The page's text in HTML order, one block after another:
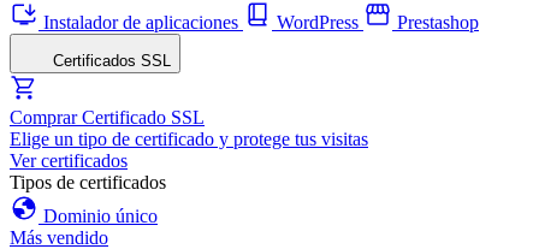
Instalador de aplicaciones
WordPress Prestashop
Certificados SSL
Comprar Certificado SSL
Elige un tipo de certificado y protege tus visitas
Ver certificados
Tipos de certificados
Dominio único
Más vendido